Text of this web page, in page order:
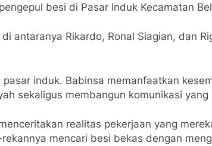
besi di Pasar Induk Kecamatan
antaranya Rikardo, Ronal Siagian, dan
induk. Babinsa memanfaatkan
sekaligus membangun komunikasi
realitas pekerjaan yang
mencari besi bekas dengan